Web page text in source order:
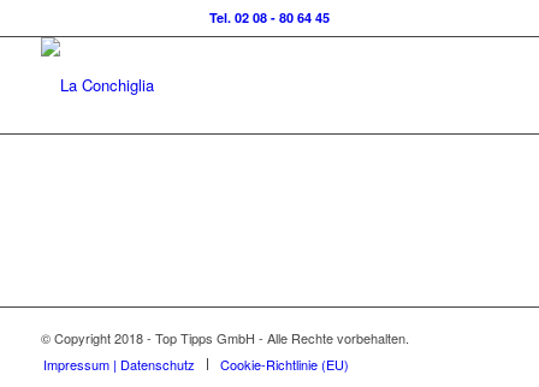
Tel. 02 08 - 80 64 45
© Copyright 2018 - Top Tipps GmbH - Alle Rechte vorbehalten.
Impressum | Datenschutz
Cookie-Richtlinie (EU)